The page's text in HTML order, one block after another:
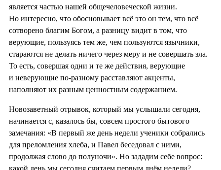
является частью нашей общечеловеческой жизни.
Но интересно, что обосновывает всё это он тем, что всё
сотворено благим Богом, а разницу видит в том, что
верующие, пользуясь тем же, чем пользуются язычники,
стараются не делать ничего через меру и не совершать зла.
То есть, совершая одни и те же действия, верующие
и неверующие по-разному расставляют акценты,
наполняют их разным ценностным содержанием.
Новозаветный отрывок, который мы услышали сегодня,
начинается с, казалось бы, совсем простого бытового
замечания: «В первый же день недели ученики собрались
для преломления хлеба, и Павел беседовал с ними,
продолжая слово до полуночи». Но зададим себе вопрос: